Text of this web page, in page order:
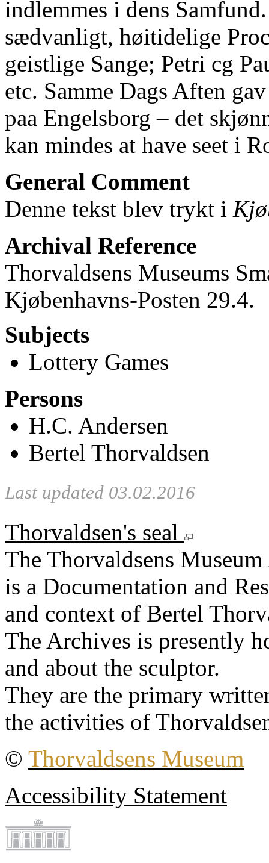
indlemmes i dens
sædvanligt, høitidelige
geistlige Sange; Petri cg
etc. Samme Dags Aften
paa Engelsborg ‒ det
kan mindes at have seet i
General Comment
Denne tekst blev trykt i
Archival Reference
Thorvaldsens Museums
Kjøbenhavns-Posten 29.4.
Subjects
Lottery Games
Persons
H.C. Andersen
Bertel Thorvaldsen
Last updated 03.02.2016
Thorvaldsen's seal
The Thorvaldsens
is a Documentation and
and context of Bertel
The Archives is presently
and about the sculptor.
They are the primary
the activities of
© Thorvaldsens Museum
Accessibility Statement